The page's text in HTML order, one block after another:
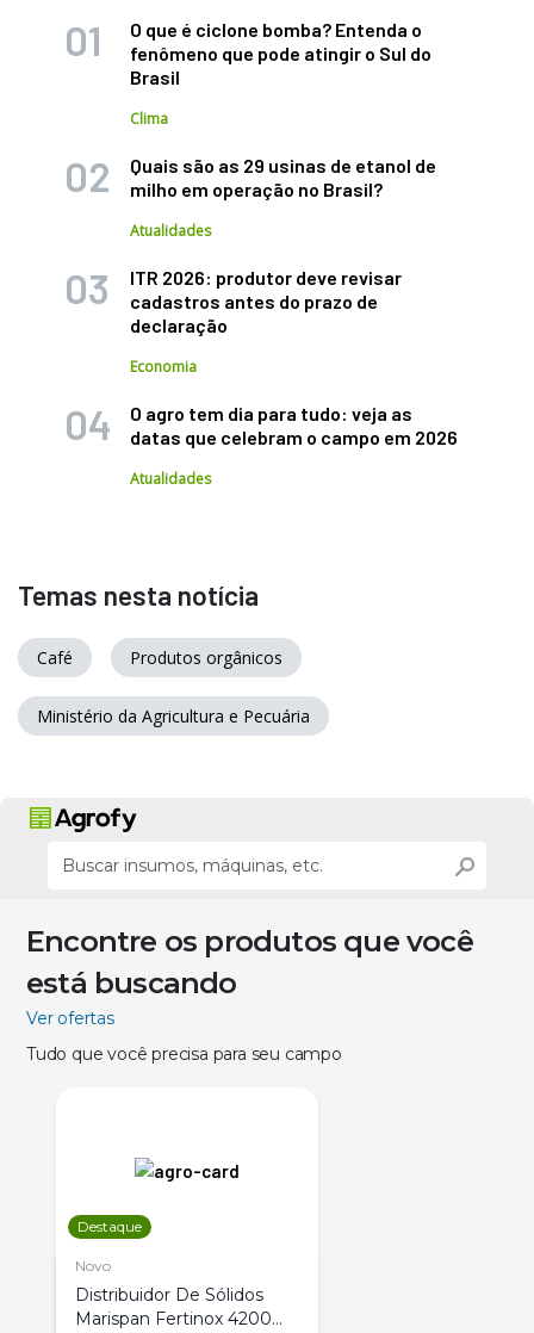
O que é ciclone bomba? Entenda o
fenômeno que pode atingir o Sul do
Brasil
Clima
Quais são as 29 usinas de etanol de
milho em operação no Brasil?
Atualidades
ITR 2026: produtor deve revisar
cadastros antes do prazo de
declaração
Economia
O agro tem dia para tudo: veja as
datas que celebram o campo em 2026
Atualidades
Temas nesta notícia
Café Produtos orgânicos
Ministério da Agricultura e Pecuária
Encontre os produtos que você
está buscando
Ver ofertas
Tudo que você precisa para seu campo
Destaque
Novo
Distribuidor De Sólidos
Marispan Fertinox 4200